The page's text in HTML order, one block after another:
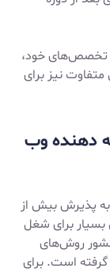
تخصص‌های خود،
نیز برای
دهنده وب
به پذیرش بیش از
برای شغل
کشور روش‌های
است. برای